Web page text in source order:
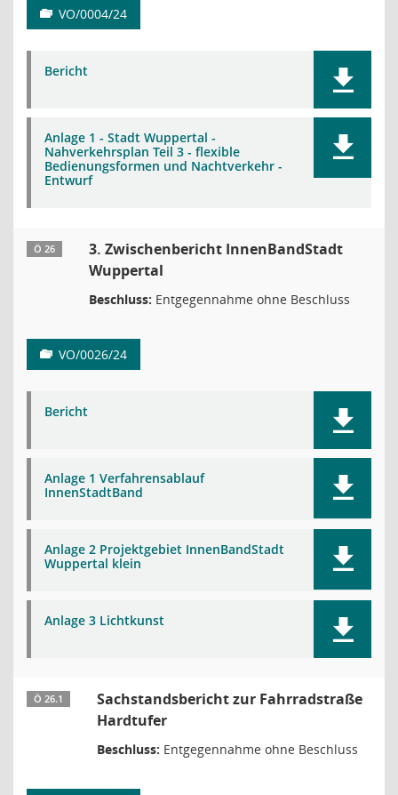
VO/0004/24
Bericht
Anlage 1 - Stadt Wuppertal -
Nahverkehrsplan Teil 3 - flexible
Bedienungsformen und Nachtverkehr -
Entwurf
Ö 26
3. Zwischenbericht InnenBandStadt
Wuppertal
Beschluss: Entgegennahme ohne Beschluss
VO/0026/24
Bericht
Anlage 1 Verfahrensablauf
InnenStadtBand
Anlage 2 Projektgebiet InnenBandStadt
Wuppertal klein
Anlage 3 Lichtkunst
Ö 26.1
Sachstandsbericht zur Fahrradstraße
Hardtufer
Beschluss: Entgegennahme ohne Beschluss